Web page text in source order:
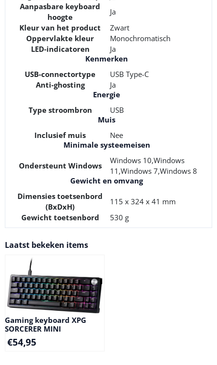
Aanpasbare keyboard
hoogte
Ja
Kleur van het product
Zwart
Oppervlakte kleur
Monochromatisch
LED-indicatoren
Ja
Kenmerken
USB-connectortype
USB Type-C
Anti-ghosting
Ja
Energie
Type stroombron
USB
Muis
Inclusief muis
Nee
Minimale systeemeisen
Ondersteunt Windows
Windows 10,Windows
11,Windows 7,Windows 8
Gewicht en omvang
Dimensies toetsenbord
(BxDxH)
115 x 324 x 41 mm
Gewicht toetsenbord
530 g
Laatst bekeken items
Gaming keyboard XPG
SORCERER MINI
€54,95